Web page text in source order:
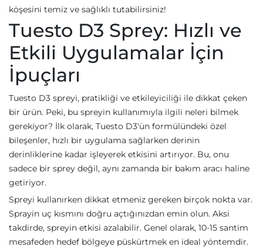
köşesini temiz ve sağlıklı tutabilirsiniz!
Tuesto D3 Sprey: Hızlı ve
Etkili Uygulamalar İçin
İpuçları
Tuesto D3 spreyi, pratikliği ve etkileyiciliği ile dikkat çeken
bir ürün. Peki, bu spreyin kullanımıyla ilgili neleri bilmek
gerekiyor? İlk olarak, Tuesto D3'ün formülündeki özel
bileşenler, hızlı bir uygulama sağlarken derinin
derinliklerine kadar işleyerek etkisini artırıyor. Bu, onu
sadece bir sprey değil, aynı zamanda bir bakım aracı haline
getiriyor.
Spreyi kullanırken dikkat etmeniz gereken birçok nokta var.
Sprayin uç kısmını doğru açtığınızdan emin olun. Aksi
takdirde, spreyin etkisi azalabilir. Genel olarak, 10-15 santim
mesafeden hedef bölgeye püskürtmek en ideal yöntemdir.